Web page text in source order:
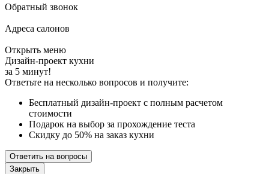
Обратный звонок
Адреса салонов
Открыть меню
Дизайн-проект кухни
за 5 минут!
Ответьте на несколько вопросов и получите:
Бесплатный дизайн-проект с полным расчетом
стоимости
Подарок на выбор за прохождение теста
Скидку до 50% на заказ кухни
Ответить на вопросы
Закрыть